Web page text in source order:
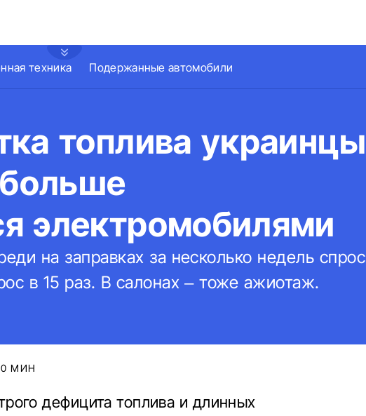
техника Подержанные автомобили
топлива украинцы
электромобилями
на заправках за несколько недель спрос
в 15 раз. В салонах – тоже ажиотаж.
0 МИН
дефицита топлива и длинных